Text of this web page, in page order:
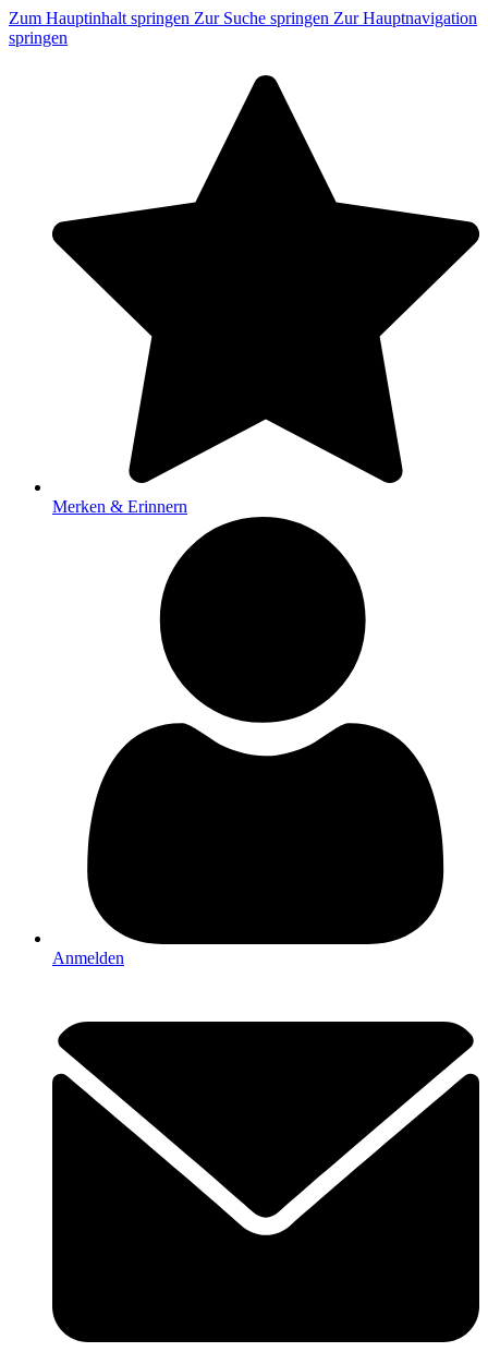
Zum Hauptinhalt springen Zur Suche springen Zur Hauptnavigation
springen
Merken & Erinnern
Anmelden